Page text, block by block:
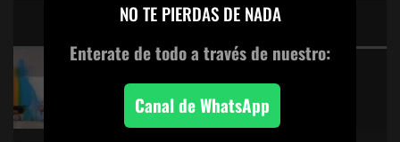
CINE: TOP 5 DE LALULULA
KITANO > AQUILES Y LA TORTUGA
NO TE PIERDAS DE NADA
Enterate de todoa través de nuestro:
Canal de WhatsApp